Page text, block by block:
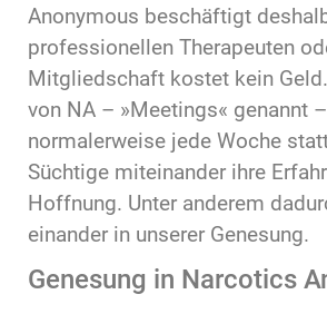
Anonymous beschäftigt
professionellen Therapeuten
Mitgliedschaft kostet kein
von NA – »Meetings« genannt
normalerweise jede Woche
Süchtige miteinander ihre
Hoffnung. Unter anderem
einander in unserer Genesung.
Genesung in Narcotics